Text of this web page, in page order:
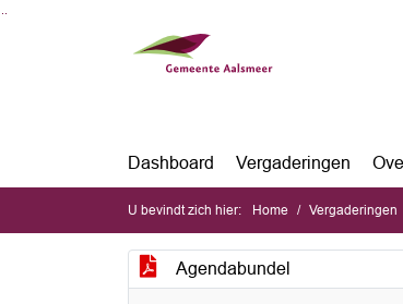
Dashboard Vergaderingen
U bevindt zich hier: Home Vergaderingen
Agendabundel